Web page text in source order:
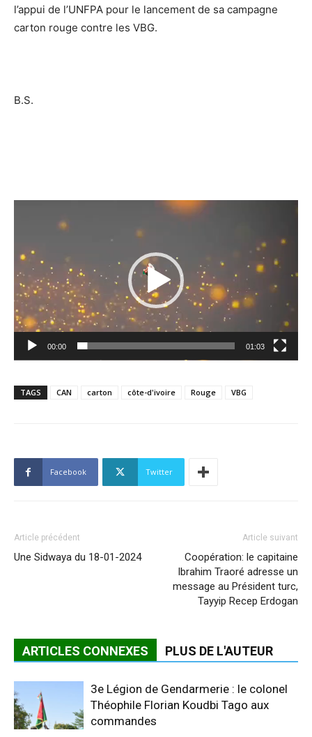
l’appui de l’UNFPA pour le lancement de sa campagne
carton rouge contre les VBG.
B.S.
Lecteur
00:00 01:03
TAGS CAN carton côte-d'ivoire Rouge VBG
Facebook Twitter
Article précédent
Une Sidwaya du 18-01-2024
Article suivant
Coopération: le capitaine
Ibrahim Traoré adresse un
message au Président turc,
Tayyip Recep Erdogan
ARTICLES CONNEXES PLUS DE L'AUTEUR
3e Légion de Gendarmerie : le colonel
Théophile Florian Koudbi Tago aux
commandes